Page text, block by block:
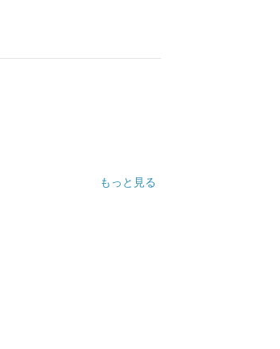
もっと見る